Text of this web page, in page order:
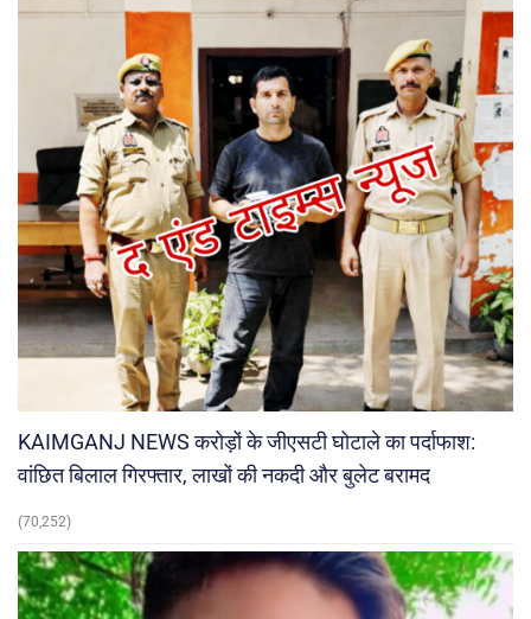
KAIMGANJ NEWS करोड़ों के जीएसटी घोटाले का पर्दाफाश:
वांछित बिलाल गिरफ्तार, लाखों की नकदी और बुलेट बरामद
(70,252)